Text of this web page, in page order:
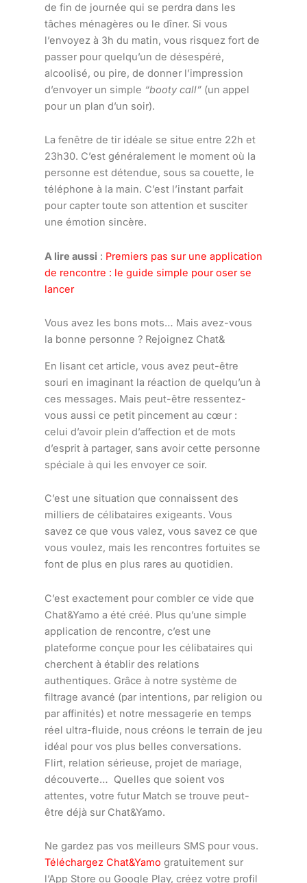
de fin de journée qui se perdra dans les
tâches ménagères ou le dîner. Si vous
l’envoyez à 3h du matin, vous risquez fort de
passer pour quelqu’un de désespéré,
alcoolisé, ou pire, de donner l’impression
d’envoyer un simple “booty call”(un appel
pour un plan d’un soir).
La fenêtre de tir idéale se situe entre 22h et
23h30. C’est généralement le moment où la
personne est détendue, sous sa couette, le
téléphone à la main. C’est l’instant parfait
pour capter toute son attention et susciter
une émotion sincère.
A lire aussi : Premiers pas sur une application
de rencontre : le guide simple pour oser se
lancer
Vous avez les bons mots… Mais avez-vous
la bonne personne ? Rejoignez Chat&
En lisant cet article, vous avez peut-être
souri en imaginant la réaction de quelqu’un à
ces messages. Mais peut-être ressentez-
vous aussi ce petit pincement au cœur :
celui d’avoir plein d’affection et de mots
d’esprit à partager, sans avoir cette personne
spéciale à qui les envoyer ce soir.
C’est une situation que connaissent des
milliers de célibataires exigeants. Vous
savez ce que vous valez, vous savez ce que
vous voulez, mais les rencontres fortuites se
font de plus en plus rares au quotidien.
C’est exactement pour combler ce vide que
Chat&Yamo a été créé. Plus qu’une simple
application de rencontre, c’est une
plateforme conçue pour les célibataires qui
cherchent à établir des relations
authentiques. Grâce à notre système de
filtrage avancé (par intentions, par religion ou
par affinités) et notre messagerie en temps
réel ultra-fluide, nous créons le terrain de jeu
idéal pour vos plus belles conversations.
Flirt, relation sérieuse, projet de mariage,
découverte… Quelles que soient vos
attentes, votre futur Match se trouve peut-
être déjà sur Chat&Yamo.
Ne gardez pas vos meilleurs SMS pour vous.
Téléchargez Chat&Yamo gratuitement sur
l’App Store ou Google Play, créez votre profil